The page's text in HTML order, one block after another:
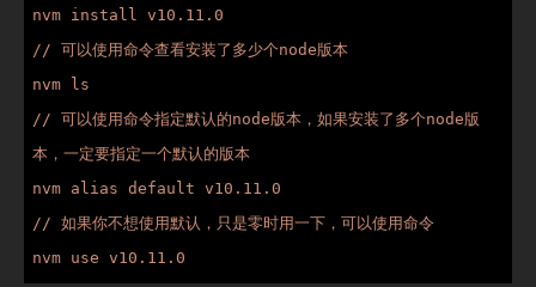
nvm install v10.11.0
// 可以使用命令查看安装了多少个node版本
nvm ls
// 可以使用命令指定默认的node版本，如果安装了多个node版
本，一定要指定一个默认的版本
nvm alias default v10.11.0
// 如果你不想使用默认，只是零时用一下，可以使用命令
nvm use v10.11.0